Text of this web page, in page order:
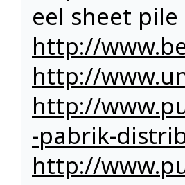
eel sheet pile
http://
http://
http://
-pabrik-
http://